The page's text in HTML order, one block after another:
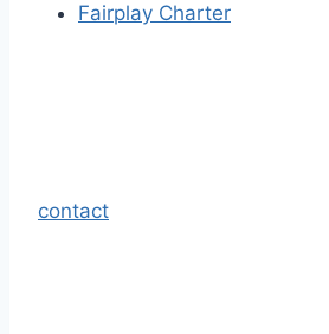
Fairplay Charter
contact